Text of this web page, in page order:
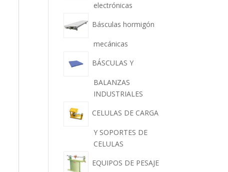
electrónicas
Básculas hormigón
mecánicas
BÁSCULAS Y
BALANZAS
INDUSTRIALES
CELULAS DE CARGA
Y SOPORTES DE
CELULAS
EQUIPOS DE PESAJE